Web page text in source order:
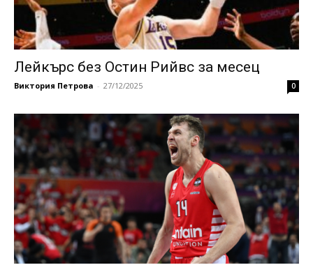
Лейкърс без Остин Рийвс за месец
Виктория Петрова - 27/12/2025 0